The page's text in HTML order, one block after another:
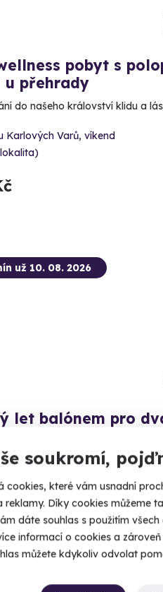
soukromí,
cookies, které vám usnadní
reklamy. Díky cookies můžeme
dáte souhlas s použitím
informací o cookies a
můžete kdykoliv odvolat
pobyt s
u přehrady
do našeho království klidu a
Karlových Varů, víkend
už 10. 08. 2026
let balónem pro